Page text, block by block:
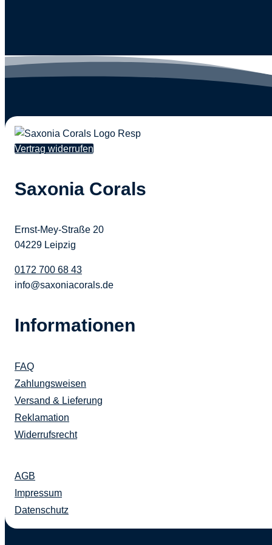
Vertrag widerrufen
Saxonia Corals
Ernst-Mey-Straße 20
04229 Leipzig
0172 700 68 43
info@saxoniacorals.de
Informationen
FAQ
Zahlungsweisen
Versand & Lieferung
Reklamation
Widerrufsrecht
AGB
Impressum
Datenschutz